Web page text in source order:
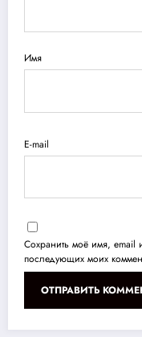
Имя
E-mail
Сохранить моё имя, email
последующих моих